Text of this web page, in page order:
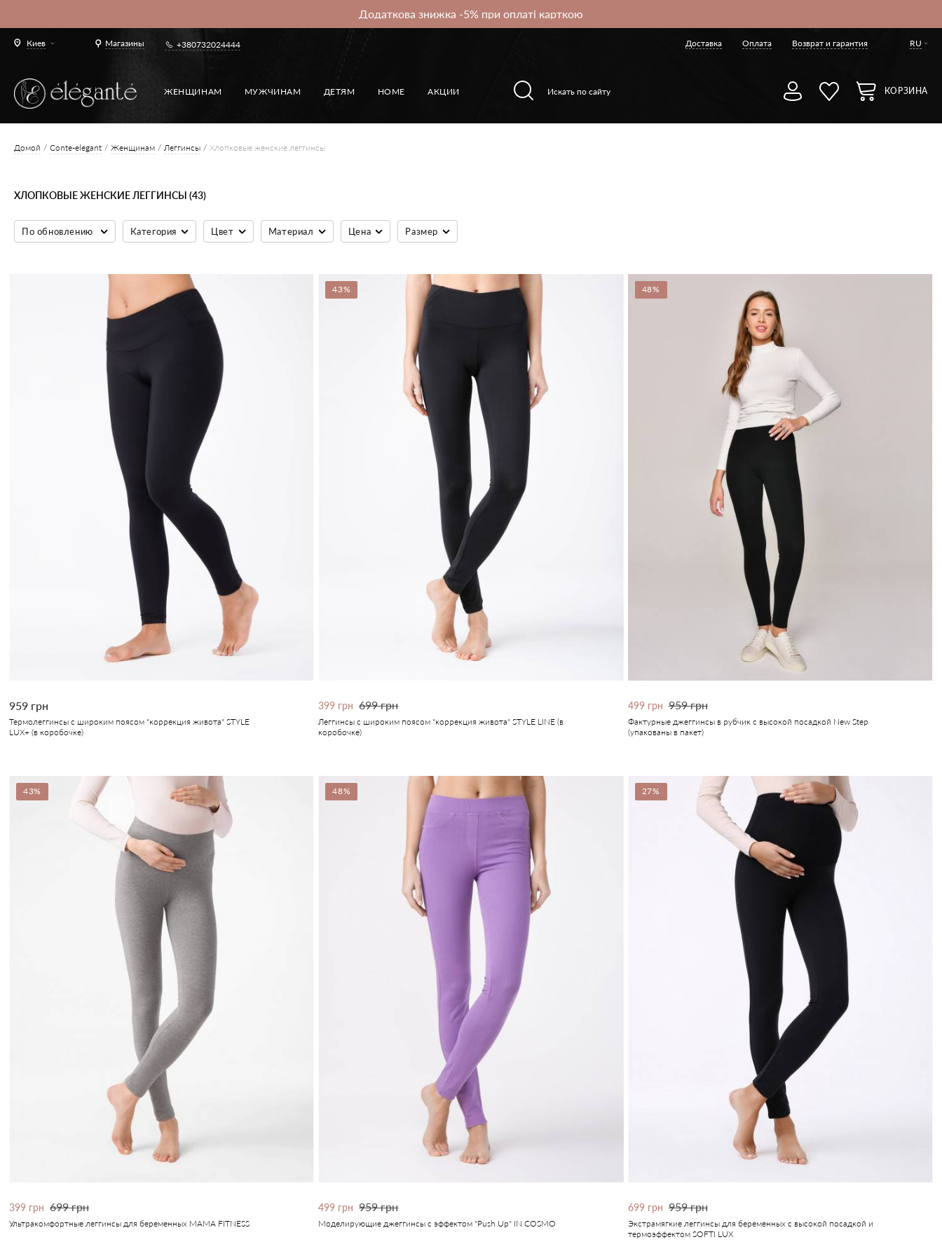
Додаткова знижка -5% при оплаті карткою
Киев Магазины +380732024444 Доставка Оплата Возврат и гарантия RU
ЖЕНЩИНАМ МУЖЧИНАМ ДЕТЯМ HOME АКЦИИ КОРЗИНА
Домой Conte-elegant Женщинам Леггинсы Хлопковые женские леггинсы
ХЛОПКОВЫЕ ЖЕНСКИЕ ЛЕГГИНСЫ (43)
По обновлению Категория Цвет Материал Цена Размер
959 грн
Термолеггинсы с широким поясом "коррекция живота" STYLE
LUX+ (в коробочке)
43%
399 грн 699 грн
Леггинсы с широким поясом "коррекция живота" STYLE LINE (в
коробочке)
48%
499 грн 959 грн
Фактурные джеггинсы в рубчик с высокой посадкой New Step
(упакованы в пакет)
43%
399 грн 699 грн
Ультракомфортные леггинсы для беременных MAMA FITNESS
48%
499 грн 959 грн
Моделирующие джеггинсы с эффектом "Push Up" IN COSMO
27%
699 грн 959 грн
Экстрамягкие леггинсы для беременных с высокой посадкой и
термоэффектом SOFTI LUX